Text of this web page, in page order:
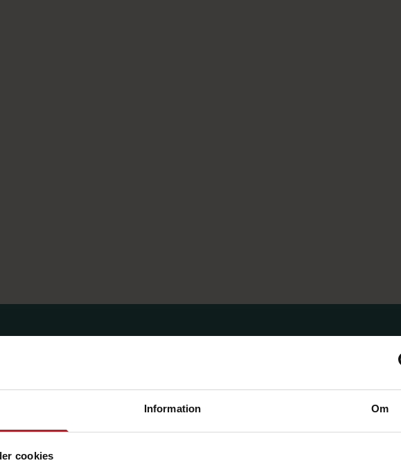
Information Om
cookies